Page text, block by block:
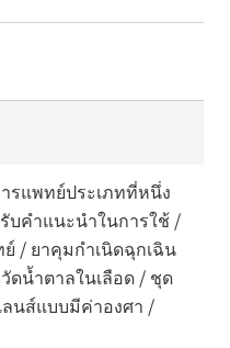
รแพทย์ประเภทที่หนึ่ง
บคำแนะนำในการใช้ /
/ ยาคุมกำเนิดฉุกเฉิน
วัดน้ำตาลในเลือด / ชุด
นส์แบบมีค่าองศา /